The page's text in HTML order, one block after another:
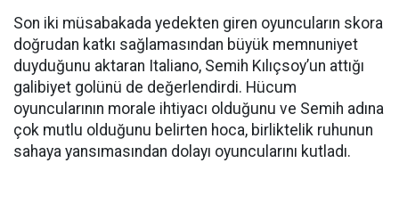
Son iki müsabakada yedekten giren oyuncuların skora
doğrudan katkı sağlamasından büyük memnuniyet
duyduğunu aktaran Italiano, Semih Kılıçsoy’un attığı
galibiyet golünü de değerlendirdi. Hücum
oyuncularının morale ihtiyacı olduğunu ve Semih adına
çok mutlu olduğunu belirten hoca, birliktelik ruhunun
sahaya yansımasından dolayı oyuncularını kutladı.